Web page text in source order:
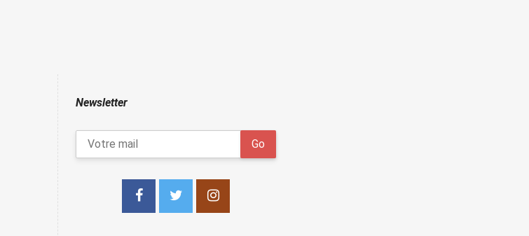
Newsletter